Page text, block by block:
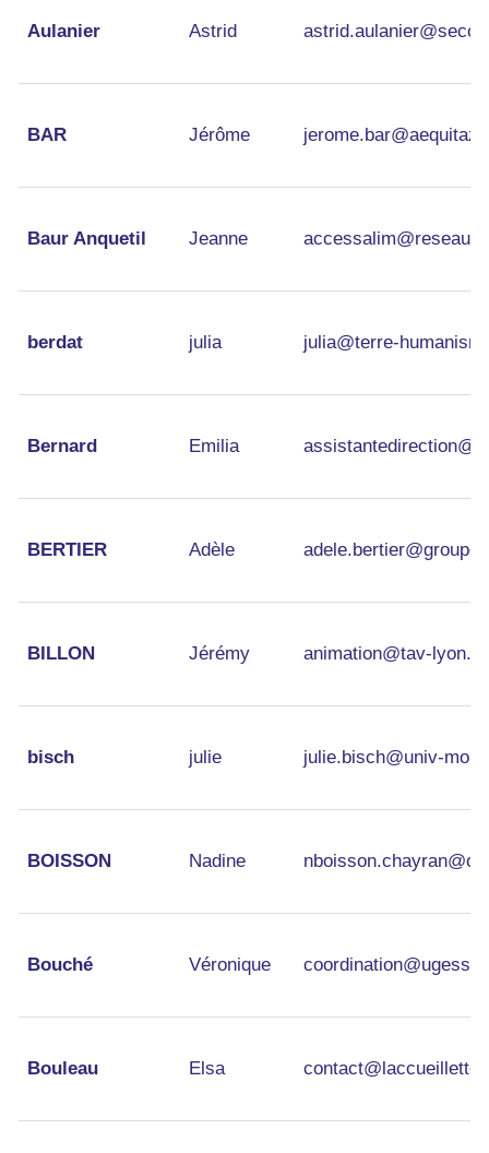
Aulanier Astrid
BAR Jérôme
Baur Anquetil Jeanne
berdat julia julia@terre-
Bernard Emilia
BERTIER Adèle
BILLON Jérémy animation@tav-lyon.fr
bisch julie julie.bisch@univ-
BOISSON Nadine
Bouché Véronique
Bouleau Elsa